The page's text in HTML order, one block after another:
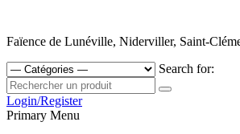
Faïence de Lunéville, Niderviller, Saint-
Search for:
Login/Register
Primary Menu